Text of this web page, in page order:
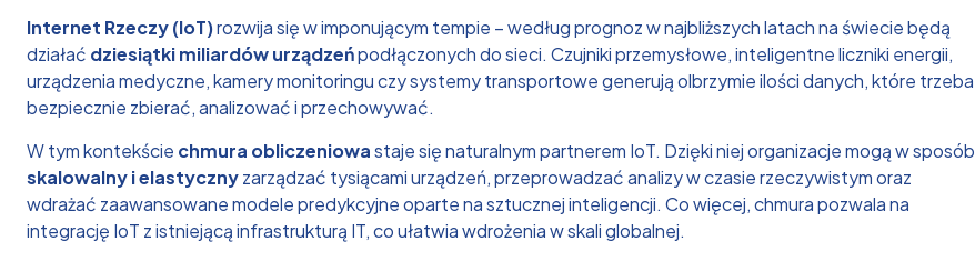
Internet Rzeczy (IoT)rozwija się w imponującym tempie – według prognoz w najbliższych latach na świecie będą
działać dziesiątki miliardów urządzeńpodłączonych do sieci. Czujniki przemysłowe, inteligentne liczniki energii,
urządzenia medyczne, kamery monitoringu czy systemy transportowe generują olbrzymie ilości danych, które trzeba
bezpiecznie zbierać, analizować i przechowywać.
W tym kontekście chmura obliczeniowastaje się naturalnym partnerem IoT. Dzięki niej organizacje mogą w sposób
skalowalny i elastycznyzarządzać tysiącami urządzeń, przeprowadzać analizy w czasie rzeczywistym oraz
wdrażać zaawansowane modele predykcyjne oparte na sztucznej inteligencji. Co więcej, chmura pozwala na
integrację IoT z istniejącą infrastrukturą IT, co ułatwia wdrożenia w skali globalnej.